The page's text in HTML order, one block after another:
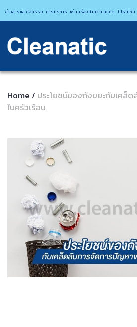
CLEANATICJ
ข่าวสารและกิจกรรม การบริการ เช่าเครื่องทำความสะอาด โปรโมชั่น
Home / ประโยชน์ของถังขยะกับเคล็
ในครัวเรือน